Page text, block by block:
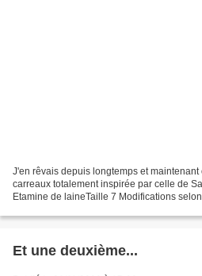
J'en rêvais depuis longtemps et maintenant
carreaux totalement inspirée par celle de
Etamine de laineTaille 7 Modifications
Et une deuxième...